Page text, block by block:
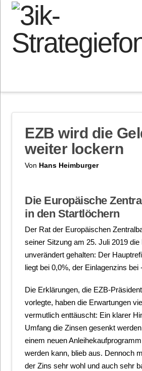
EZB wird die
weiter lockern
Von Hans Heimburger
Die Europäische
in den Startlöchern
Der Rat der Europäischen
seiner Sitzung am 25. Juli 2019 die
unverändert gehalten: Der
liegt bei 0,0%, der Einlagenzins bei
Die Erklärungen, die EZB-
vorlegte, haben die Erwartungen
vermutlich enttäuscht: Ein klarer
Umfang die Zinsen gesenkt
einem neuen
werden kann, blieb aus. Dennoch
der Zins sehr wohl und auch sehr